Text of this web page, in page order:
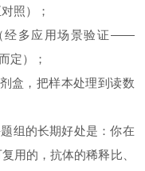
照）；
经多应用场景验证——
定）；
盒，把样本处理到读数
组的长期好处是：你在
用的，抗体的稀释比、